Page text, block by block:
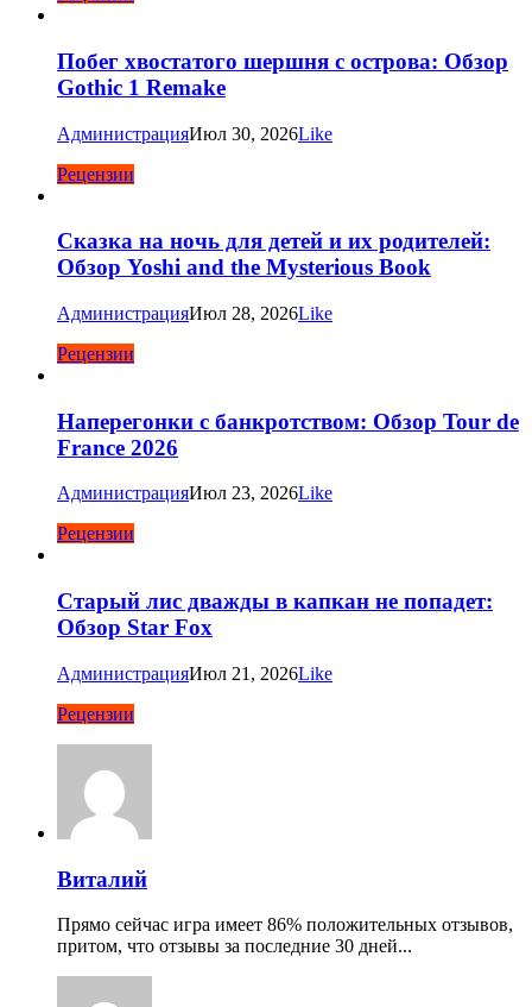
Побег хвостатого шершня с острова: Обзор
Gothic 1 Remake
АдминистрацияИюл 30, 2026Like
Рецензии
Сказка на ночь для детей и их родителей:
Обзор Yoshi and the Mysterious Book
АдминистрацияИюл 28, 2026Like
Рецензии
Наперегонки с банкротством: Обзор Tour de
France 2026
АдминистрацияИюл 23, 2026Like
Рецензии
Старый лис дважды в капкан не попадет:
Обзор Star Fox
АдминистрацияИюл 21, 2026Like
Рецензии
Виталий
Прямо сейчас игра имеет 86% положительных отзывов,
притом, что отзывы за последние 30 дней...